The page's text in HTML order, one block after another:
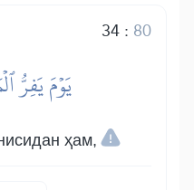
34: 80
يَوۡمَ يَفِرُّ
ҳам,